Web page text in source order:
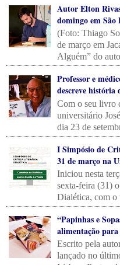
Autor Elton
domingo em São
(Foto: Thiago
de março em
Alguém” do
Professor e
descreve história
Com o seu livro
universitário
dia 23 de
I Simpósio de
31 de março na
Iniciou nesta
sexta-feira (31)
Dialética, com o
“Papinhas e
alimentação para
Escrito pela
lançado no